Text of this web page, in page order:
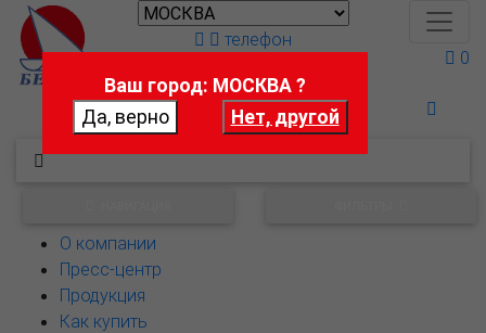
Поможем выбрать
телефон
0
О компании
Пресс-центр
Продукция
Как купить
Ваш город: МОСКВА ?